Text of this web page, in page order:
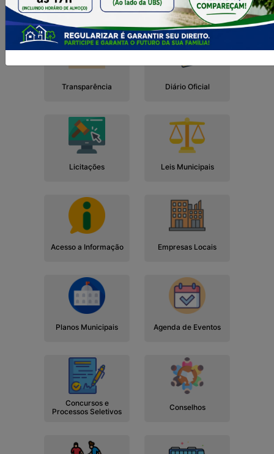
Transparência Diário Oficial
Licitações Leis Municipais
Acesso a Informação Empresas Locais
Planos Municipais Agenda de Eventos
Concursos e
Processos Seletivos
Conselhos